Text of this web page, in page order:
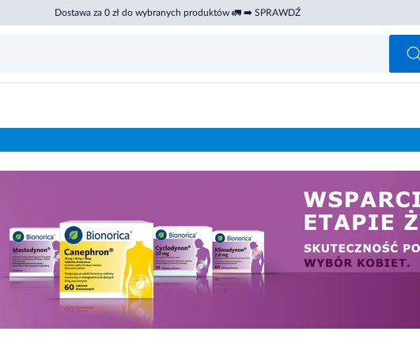
Dostawa za 0 zł do wybranych produktów 🚛 ➡️ SPRAWDŹ